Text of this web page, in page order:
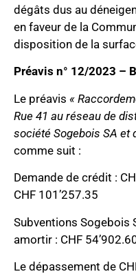
dégâts dus au
en faveur de la
disposition de la
Préavis n° 12/2023 –
Le préavis «
Rue 41 au réseau de
société Sogebois SA et
comme suit :
Demande de crédit :
CHF 101’257.35
Subventions Sogebois
amortir : CHF
Le dépassement de